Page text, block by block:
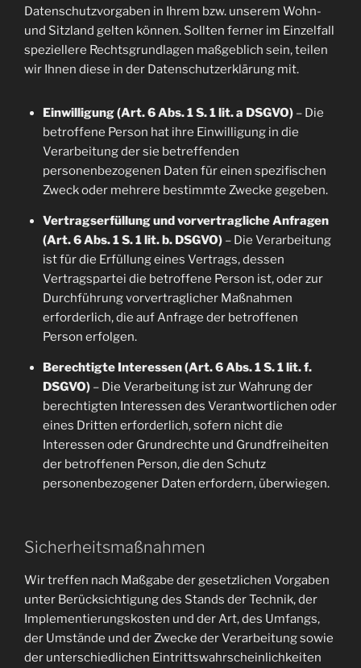
Datenschutzvorgaben in Ihrem bzw. unserem Wohn-
und Sitzland gelten können. Sollten ferner im Einzelfall
speziellere Rechtsgrundlagen maßgeblich sein, teilen
wir Ihnen diese in der Datenschutzerklärung mit.
Einwilligung (Art. 6 Abs. 1 S. 1 lit. a DSGVO)– Die
betroffene Person hat ihre Einwilligung in die
Verarbeitung der sie betreffenden
personenbezogenen Daten für einen spezifischen
Zweck oder mehrere bestimmte Zwecke gegeben.
Vertragserfüllung und vorvertragliche Anfragen
(Art. 6 Abs. 1 S. 1 lit. b. DSGVO)– Die Verarbeitung
ist für die Erfüllung eines Vertrags, dessen
Vertragspartei die betroffene Person ist, oder zur
Durchführung vorvertraglicher Maßnahmen
erforderlich, die auf Anfrage der betroffenen
Person erfolgen.
Berechtigte Interessen (Art. 6 Abs. 1 S. 1 lit. f.
DSGVO)– Die Verarbeitung ist zur Wahrung der
berechtigten Interessen des Verantwortlichen oder
eines Dritten erforderlich, sofern nicht die
Interessen oder Grundrechte und Grundfreiheiten
der betroffenen Person, die den Schutz
personenbezogener Daten erfordern, überwiegen.
Sicherheitsmaßnahmen
Wir treffen nach Maßgabe der gesetzlichen Vorgaben
unter Berücksichtigung des Stands der Technik, der
Implementierungskosten und der Art, des Umfangs,
der Umstände und der Zwecke der Verarbeitung sowie
der unterschiedlichen Eintrittswahrscheinlichkeiten